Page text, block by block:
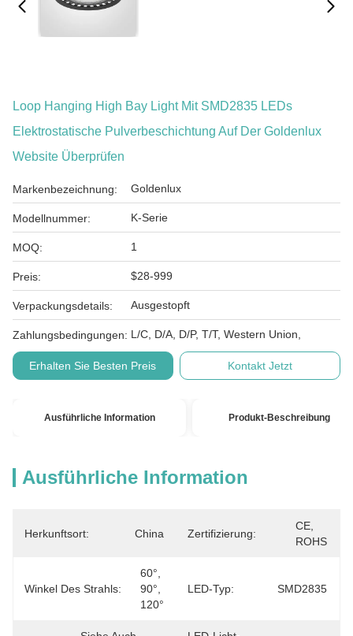
Loop Hanging High Bay Light Mit SMD2835 LEDs
Elektrostatische Pulverbeschichtung Auf Der Goldenlux
Website Überprüfen
Markenbezeichnung: Goldenlux
Modellnummer: K-Serie
MOQ: 1
Preis: $28-999
Verpackungsdetails: Ausgestopft
Zahlungsbedingungen: L/C, D/A, D/P, T/T, Western Union,
Erhalten Sie Besten Preis Kontakt Jetzt
Ausführliche Information Produkt-Beschreibung
Ausführliche Information
Herkunftsort: China Zertifizierung:
CE,
ROHS
Winkel Des Strahls:
60°,
90°,
120°
LED-Typ: SMD2835